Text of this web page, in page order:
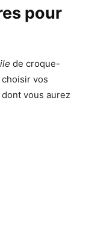
pour
de croque-
vos
vous aurez